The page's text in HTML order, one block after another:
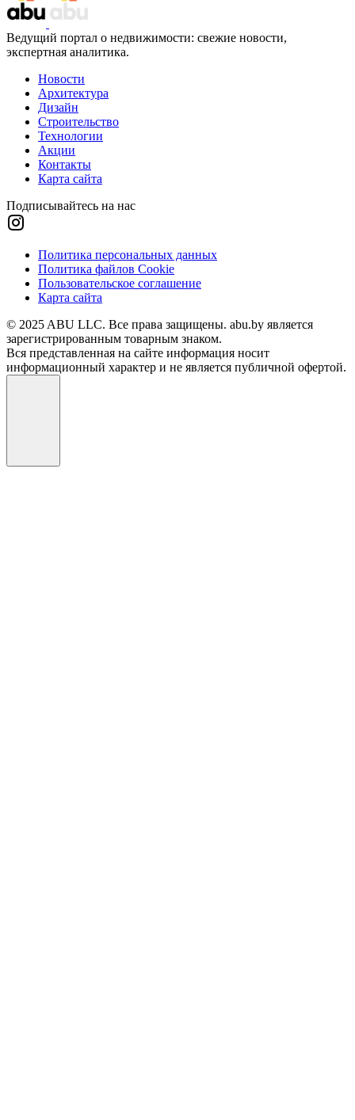
Ведущий портал о недвижимости: свежие новости,
экспертная аналитика.
Новости
Архитектура
Дизайн
Строительство
Технологии
Акции
Контакты
Карта сайта
Подписывайтесь на нас
Политика персональных данных
Политика файлов Cookie
Пользовательское соглашение
Карта сайта
© 2025 ABU LLC. Все права защищены. abu.by является
зарегистрированным товарным знаком.
Вся представленная на сайте информация носит
информационный характер и не является публичной офертой.